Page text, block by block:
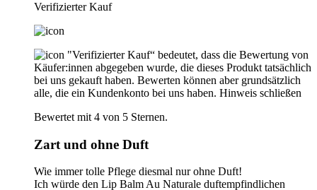
Verifizierter Kauf
"Verifizierter Kauf“ bedeutet, dass die Bewertung von
Käufer:innen abgegeben wurde, die dieses Produkt tatsächlich
bei uns gekauft haben. Bewerten können aber grundsätzlich
alle, die ein Kundenkonto bei uns haben. Hinweis schließen
Bewertet mit 4 von 5 Sternen.
Zart und ohne Duft
Wie immer tolle Pflege diesmal nur ohne Duft!
Ich würde den Lip Balm Au Naturale duftempfindlichen